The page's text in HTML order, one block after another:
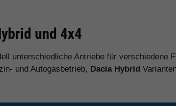
und 4x4
unterschiedliche Antriebe für verschiedene
und Autogasbetrieb, Dacia Hybrid